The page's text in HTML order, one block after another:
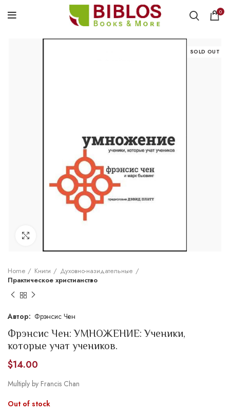
0
SOLD OUT
Home Книги
Духовно-назидательные
Практическое христианство
Фрэнсис Чен
Фрэнсис Чен: УМНОЖЕНИЕ: Ученики,
которые учат учеников.
$14.00
Multiply by Francis Chan
Out of stock